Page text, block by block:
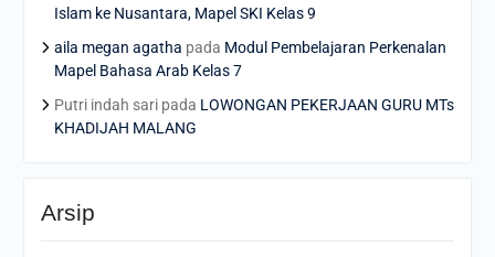
Islam ke Nusantara, Mapel SKI Kelas 9
aila megan agatha pada Modul Pembelajaran Perkenalan
Mapel Bahasa Arab Kelas 7
Putri indah saripada LOWONGAN PEKERJAAN GURU MTs
KHADIJAH MALANG
Arsip